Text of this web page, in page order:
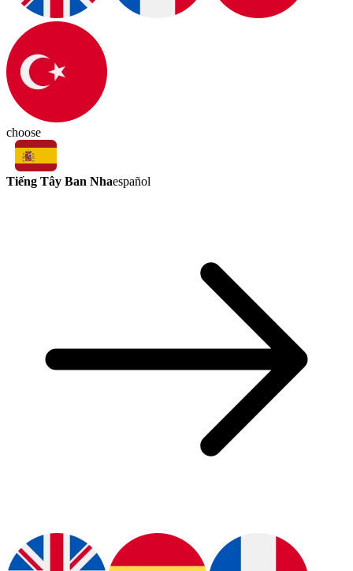
choose
Tiếng Tây Ban Nhaespañol